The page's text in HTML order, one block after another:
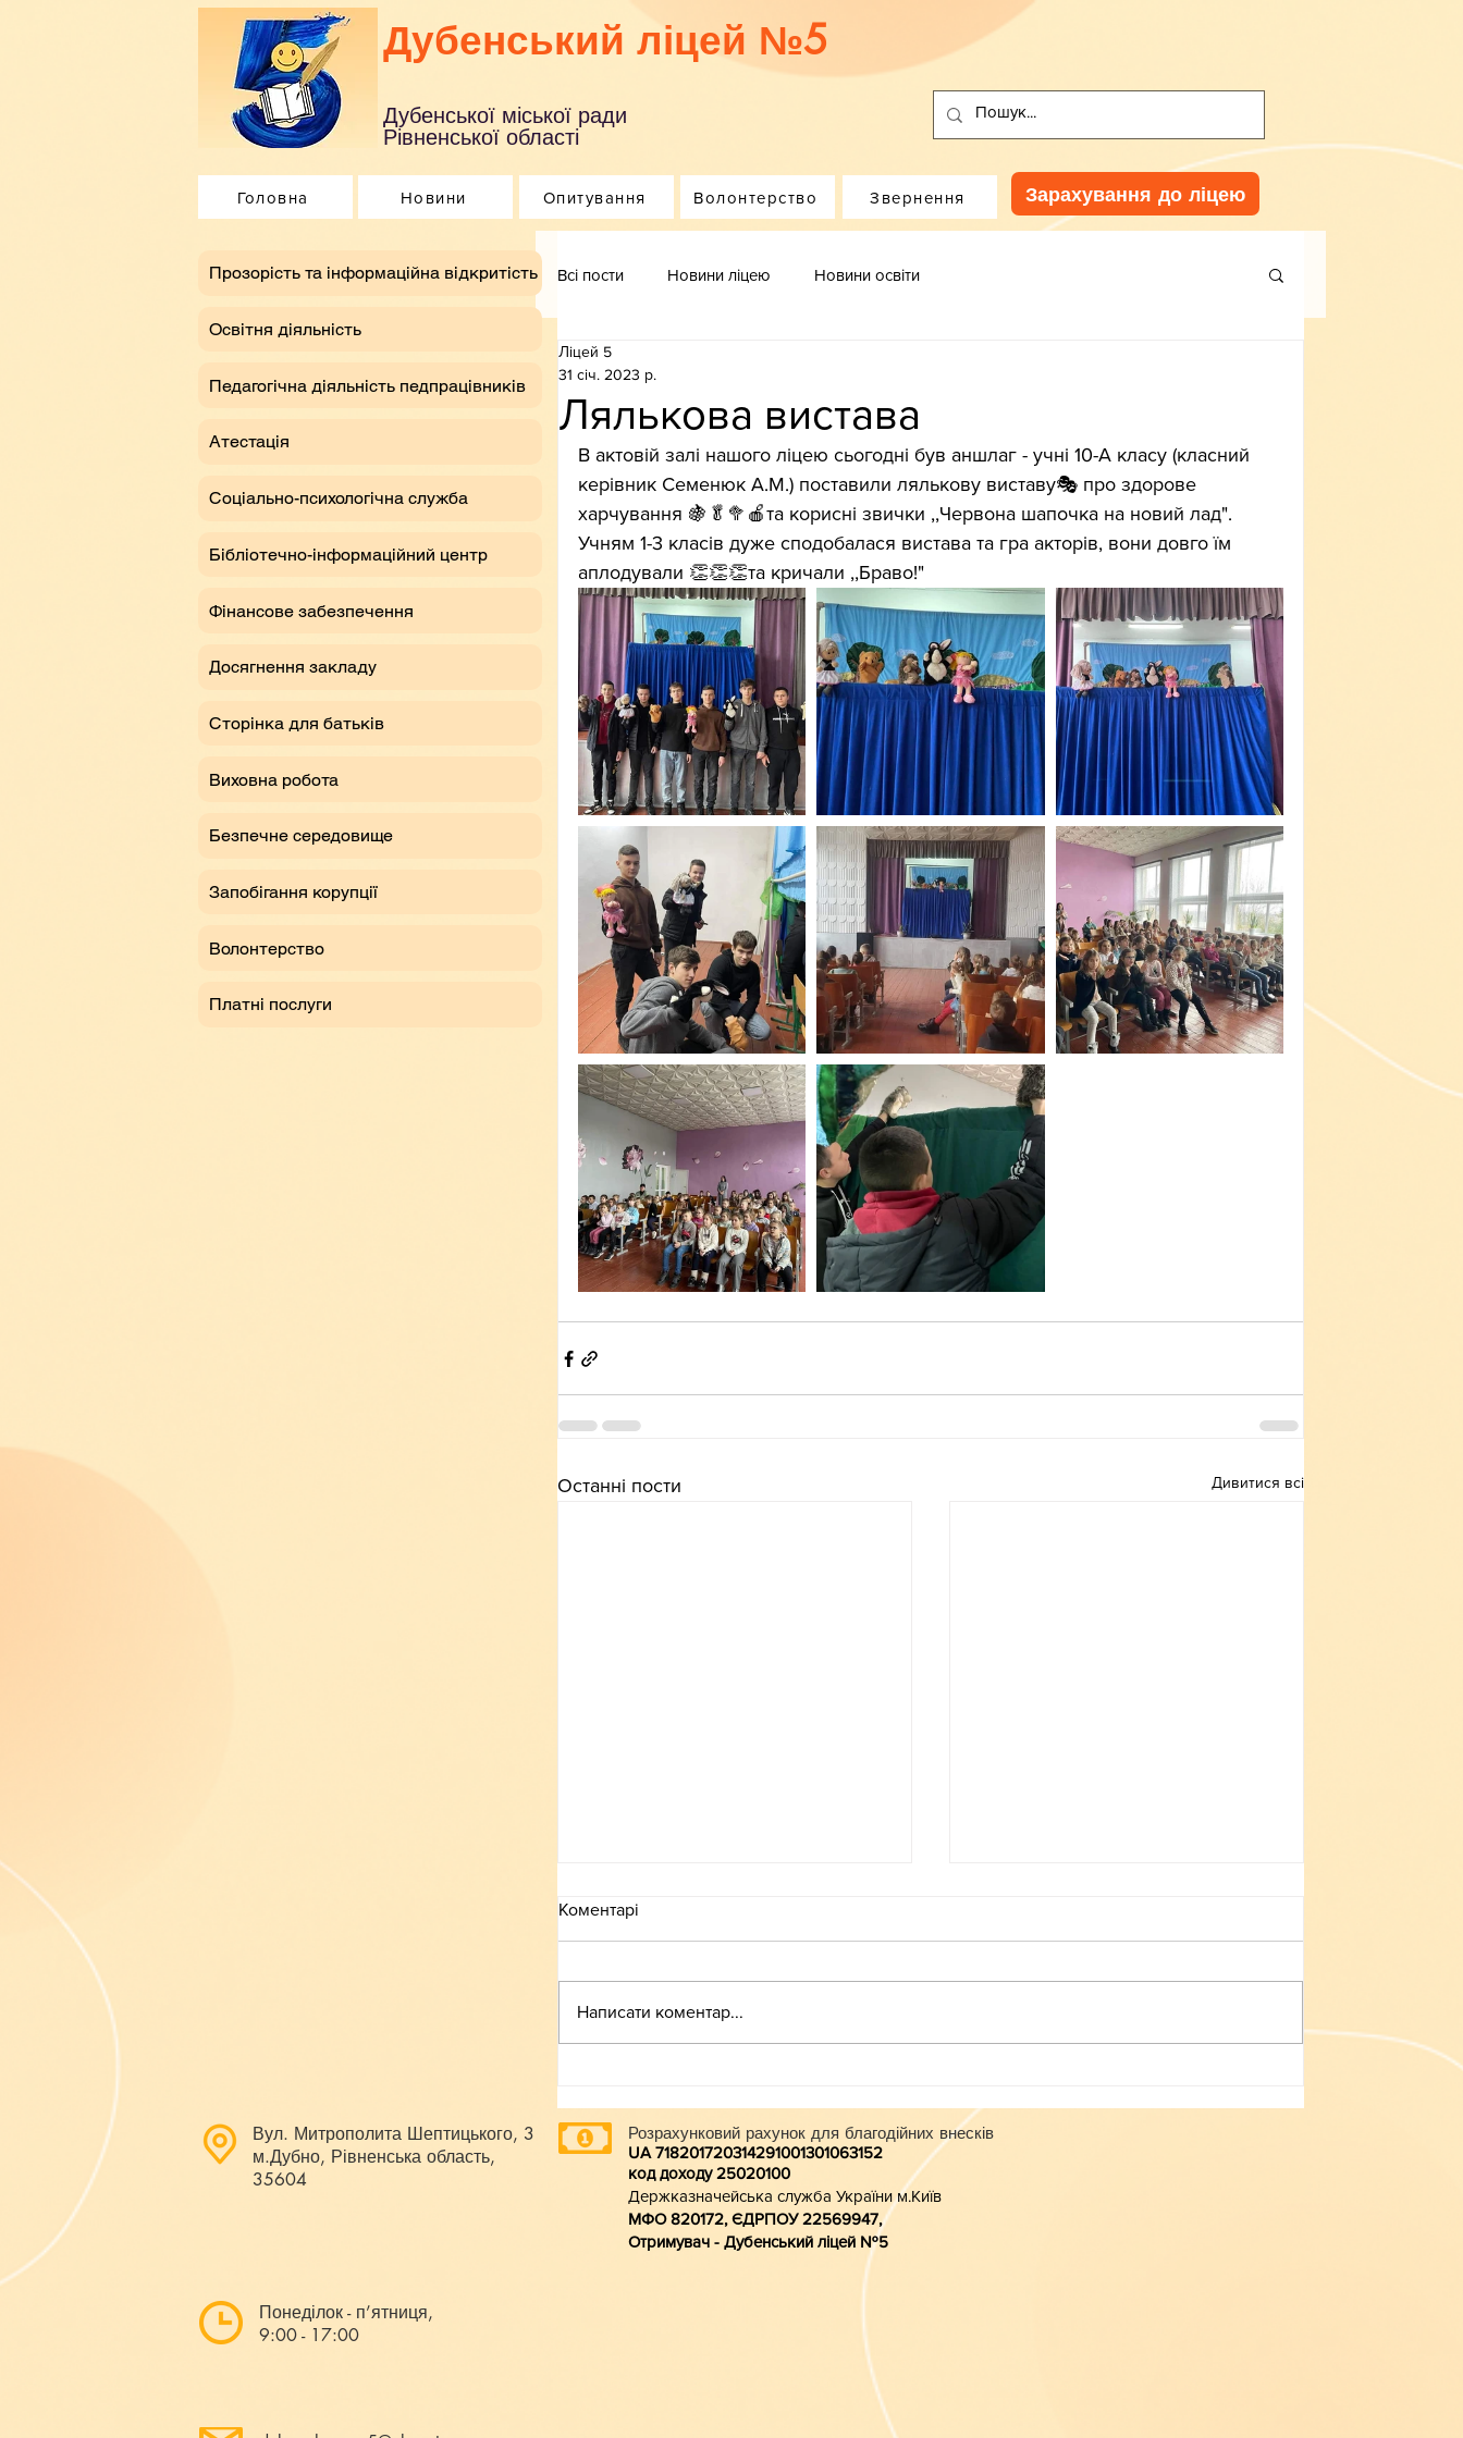
Дубенський ліцей №5
Дубенської міської ради
Рівненської області
Головна Новини Опитування Волонтерство Звернення Зарахування до ліцею
Всі пости Новини ліцею Новини освіти
Лялькова вистава
Ліцей 5
31 січ. 2023 р.
В актовій залі нашого ліцею сьогодні був аншлаг - учні 10-А класу (класний
керівник Семенюк А.М.) поставили лялькову виставу🎭 про здорове
харчування 🍇🥬🥦🍎та корисні звички ,,Червона шапочка на новий лад".
Учням 1-3 класів дуже сподобалася вистава та гра акторів, вони довго їм
аплодували 👏👏👏та кричали ,,Браво!"
Останні пости Дивитися всі
Небезпека зачепінгу
Коментарі
Написати коментар...
​Прозорість та інформаційна відкритість
Освітня діяльність
Педагогічна діяльність педпрацівників
Атестація
Соціально-психологічна служба
Бібліотечно-інформаційний центр
Фінансове забезпечення
Досягнення закладу
Сторінка для батьків
Виховна робота
Безпечне середовище
Запобігання корупції
Волонтерство
Платні послуги
Вул. Митрополита Шептицького, 3
м.Дубно, Рівненська область,
35604
Понеділок - п’ятниця,
9:00 - 17:00
Розрахунковий рахунок для благодійних внесків
UA 718201720314291001301063152
код доходу 25020100
Держказначейська служба України м.Київ
МФО 820172, ЄДРПОУ 22569947,
Отримувач - Дубенський ліцей №5